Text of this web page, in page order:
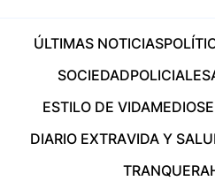
ÚLTIMAS NOTICIAS
SOCIEDADPOLICIALES
ESTILO DE VIDAMEDIOS
DIARIO EXTRAVIDA Y
TRANQUERA